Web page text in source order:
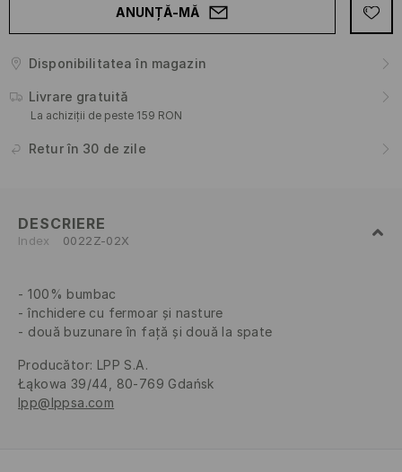
ANUNȚĂ-MĂ
Disponibilitatea în magazin
Livrare gratuită
La achiziții de peste 159 RON
Retur în 30 de zile
DESCRIERE
Index 0022Z-02X
100% bumbac
închidere cu fermoar și nasture
două buzunare în față și două la spate
Producător: LPP S.A.
Łąkowa 39/44, 80-769 Gdańsk
lpp@lppsa.com